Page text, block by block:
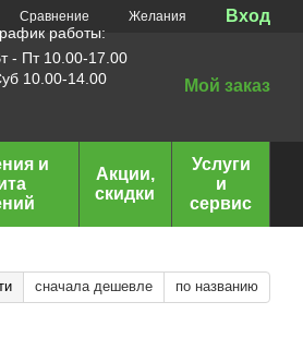
Сравнение Желания Вход
работы:
- Пт 10.00-17.00
10.00-14.00
Мой заказ
и
Акции,
скидки
Услуги
и
сервис
сначала дешевле по названию